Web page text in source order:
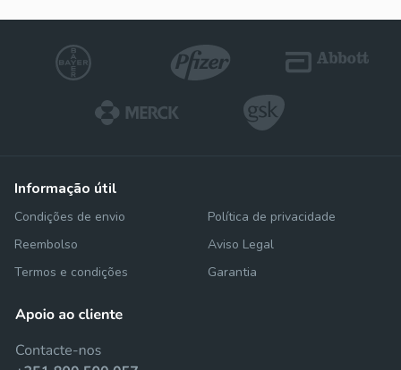
informação útil
Condições de envio
Reembolso
Termos e condições
Política de privacidade
Aviso Legal
Garantia